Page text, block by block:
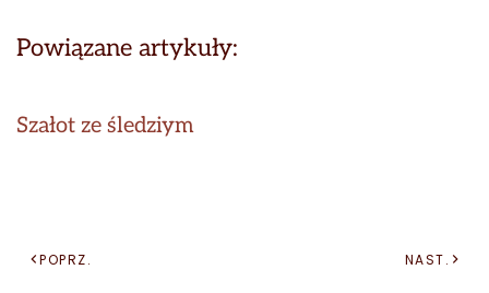
Powiązane artykuły:
Szałot ze śledziym
POPRZ. NAST.